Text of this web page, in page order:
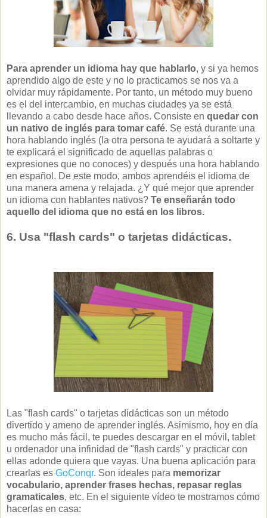
Para aprender un idioma hay que hablarlo, y si ya hemos
aprendido algo de este y no lo practicamos se nos va a
olvidar muy rápidamente. Por tanto, un método muy bueno
es el del intercambio, en muchas ciudades ya se está
llevando a cabo desde hace años. Consiste enquedar con
un nativo de inglés para tomar café. Se está durante una
hora hablando inglés (la otra persona te ayudará a soltarte y
te explicará el significado de aquellas palabras o
expresiones que no conoces) y después una hora hablando
en español. De este modo, ambos aprendéis el idioma de
una manera amena y relajada. ¿Y qué mejor que aprender
un idioma con hablantes nativos?Te enseñarán todo
aquello del idioma que no está en los libros.
6. Usa "flash cards" o tarjetas didácticas.
Las "flash cards" o tarjetas didácticas son un método
divertido y ameno de aprender inglés. Asimismo, hoy en día
es mucho más fácil, te puedes descargar en el móvil, tablet
u ordenador una infinidad de "flash cards" y practicar con
ellas adonde quiera que vayas. Una buena aplicación para
crearlas esGoConqr. Son ideales para memorizar
vocabulario, aprender frases hechas, repasar reglas
gramaticales, etc. En el siguiente vídeo te mostramos cómo
hacerlas en casa: